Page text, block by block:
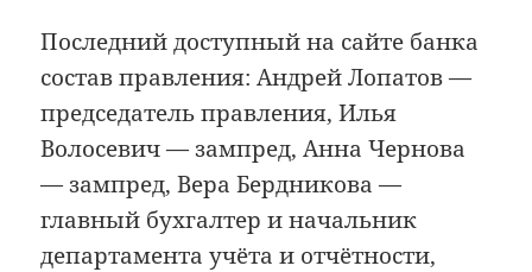
Последний доступный на сайте банка
состав правления: Андрей Лопатов —
председатель правления, Илья
Волосевич — зампред, Анна Чернова
— зампред, Вера Бердникова —
главный бухгалтер и начальник
департамента учёта и отчётности,